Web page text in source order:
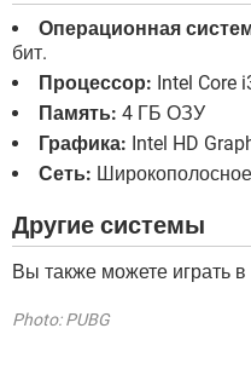
Операционная
бит.
Процессор: Intel Core
Память: 4 ГБ ОЗУ
Графика: Intel HD
Сеть:
Другие системы
Вы также можете играть в
Photo: PUBG